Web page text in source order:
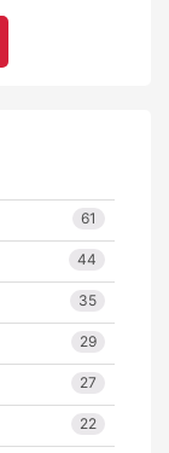
61
44
35
29
27
22